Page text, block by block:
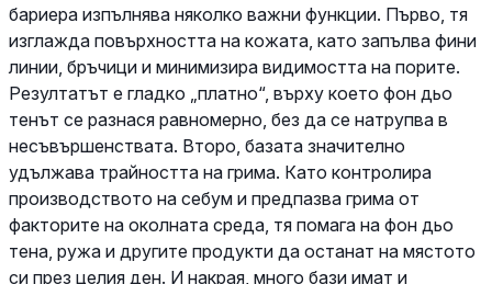
бариера изпълнява няколко важни функции. Първо, тя
изглажда повърхността на кожата, като запълва фини
линии, бръчици и минимизира видимостта на порите.
Резултатът е гладко „платно“, върху което фон дьо
тенът се разнася равномерно, без да се натрупва в
несъвършенствата. Второ, базата значително
удължава трайността на грима. Като контролира
производството на себум и предпазва грима от
факторите на околната среда, тя помага на фон дьо
тена, ружа и другите продукти да останат на мястото
си през целия ден. И накрая, много бази имат и